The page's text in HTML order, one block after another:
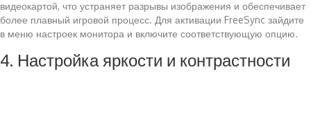
видеокартой, что устраняет разрывы изображения и обеспечивает
более плавный игровой процесс. Для активации FreeSync зайдите
в меню настроек монитора и включите соответствующую опцию.
4. Настройка яркости и контрастности